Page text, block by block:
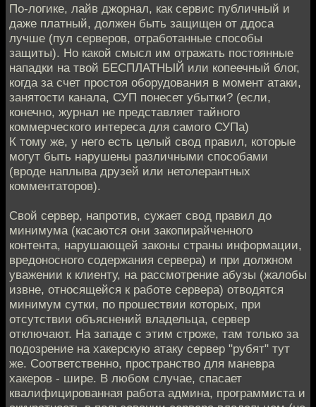
По-логике, лайв джорнал, как сервис публичный и
даже платный, должен быть защищен от ддоса
лучше (пул серверов, отработанные способы
защиты). Но какой смысл им отражать постоянные
нападки на твой БЕСПЛАТНЫЙ или копеечный блог,
когда за счет простоя оборудования в момент атаки,
занятости канала, СУП понесет убытки? (если,
конечно, журнал не представляет тайного
коммерческого интереса для самого СУПа)
К тому же, у него есть целый свод правил, которые
могут быть нарушены различными способами
(вроде наплыва друзей или нетолерантных
комментаторов).
Свой сервер, напротив, сужает свод правил до
минимума (касаются они закопирайченного
контента, нарушающей законы страны информации,
вредоносного содержания сервера) и при должном
уважении к клиенту, на рассмотрение абузы (жалобы
извне, относящейся к работе сервера) отводятся
минимум сутки, по прошествии которых, при
отсутствии объяснений владельца, сервер
отключают. На западе с этим строже, там только за
подозрение на хакерскую атаку сервер "рубят" тут
же. Соответственно, пространство для маневра
хакеров - шире. В любом случае, спасает
квалифицированная работа админа, программиста и